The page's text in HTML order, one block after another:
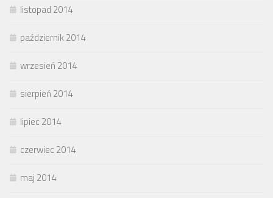
listopad 2014
październik 2014
wrzesień 2014
sierpień 2014
lipiec 2014
czerwiec 2014
maj 2014